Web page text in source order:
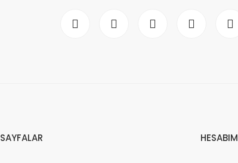
SAYFALAR HESABIM